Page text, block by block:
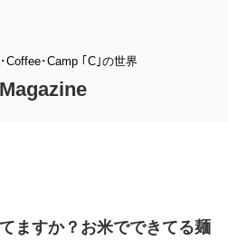
Coffee･Camp ｢C｣の世界
ますか？お米でできてる麺